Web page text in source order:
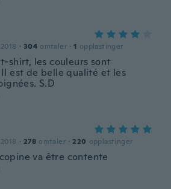
· 304 omtaler · 1 opplastinger
shirt, les couleurs sont
est de belle qualité et les
S.D
· 278 omtaler · 220 opplastinger
va être contente